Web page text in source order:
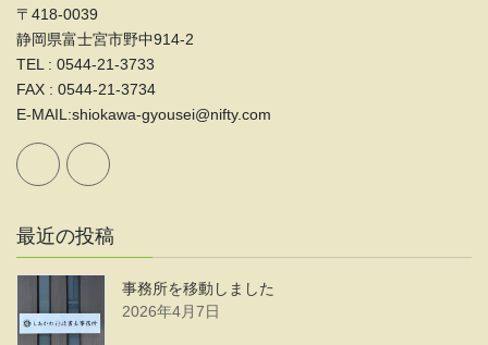
〒418-0039
静岡県富士宮市野中914-2
TEL : 0544-21-3733
FAX : 0544-21-3734
E-MAIL:shiokawa-gyousei@nifty.com
最近の投稿
事務所を移動しました
2026年4月7日